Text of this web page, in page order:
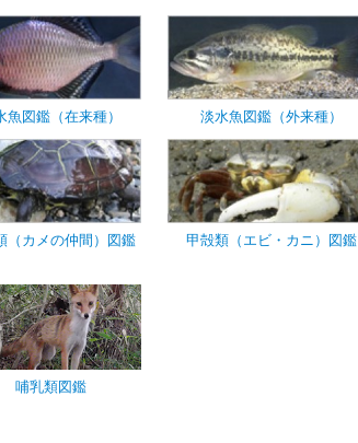
魚図鑑（在来種） 淡水魚図鑑（外来種）
（カメの仲間）図鑑 甲殻類（エビ・カニ）図鑑
哺乳類図鑑